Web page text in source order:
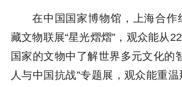
在中国国家博物馆，上海合作
藏文物联展“星光熠熠”，观众能从
国家的文物中了解世界多元文化的
人与中国抗战”专题展，观众能重